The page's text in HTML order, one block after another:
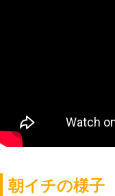
朝イチの様子